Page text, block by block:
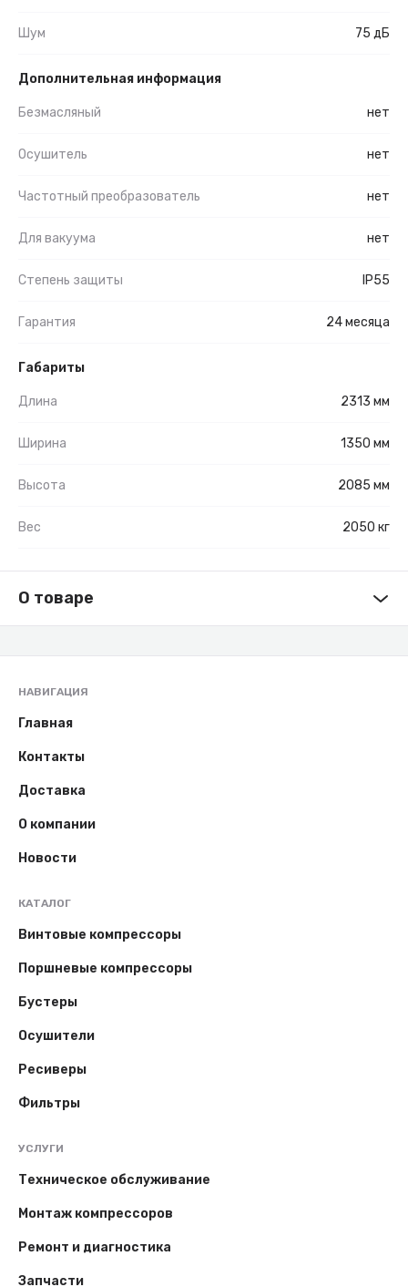
Шум 75 дБ
Дополнительная информация
Безмасляный нет
Осушитель нет
Частотный преобразователь нет
Для вакуума нет
Степень защиты IP55
Гарантия 24 месяца
Габариты
Длина 2313 мм
Ширина 1350 мм
Высота 2085 мм
Вес 2050 кг
О товаре
НАВИГАЦИЯ
Главная
Контакты
Доставка
О компании
Новости
КАТАЛОГ
Винтовые компрессоры
Поршневые компрессоры
Бустеры
Осушители
Ресиверы
Фильтры
УСЛУГИ
Техническое обслуживание
Монтаж компрессоров
Ремонт и диагностика
Запчасти